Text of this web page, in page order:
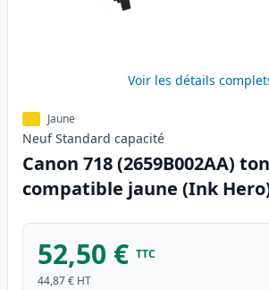
Voir les détails
Jaune
Neuf Standard capacité
Canon 718 (2659B002AA)
compatible jaune (Ink
52,50 € TTC
44,87 € HT